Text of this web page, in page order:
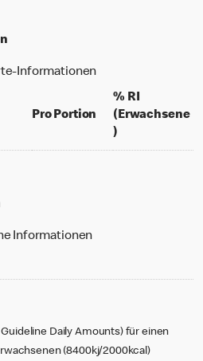
Informationen
100 grams
Pro Portion per portion
% RI
(Erwachsene
)% daily value
Informationen
Daily Amounts) für einen
(8400kj/2000kcal)